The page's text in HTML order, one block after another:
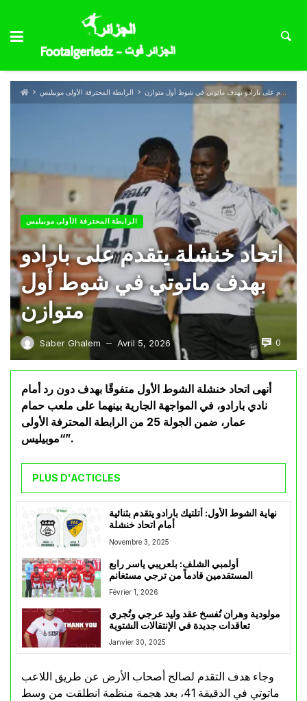
الرابطة المحترفة الأولى موبيليس اتحاد خنشلة يتقدم على بارادو بهدف ماتوتي في شوط أول متوازن
الرابطة المحترفة الأولى موبيليس
اتحاد خنشلة يتقدم على بارادو
بهدف ماتوتي في شوط أول
متوازن
Saber Ghalem — Avril 5, 2026 0
أنهى اتحاد خنشلة الشوط الأول متفوقًا بهدف دون رد أمام
نادي بارادو، في المواجهة الجارية بينهما على ملعب حمام
عمار، ضمن الجولة 25 من الرابطة المحترفة الأولى
“موبيليس”.
PLUS D'ACTICLES
نهاية الشوط الأول: أتلتيك بارادو يتقدم بثنائية
أمام اتحاد خنشلة
Novembre 3, 2025
أولمبي الشلف: بلعريبي ياسر رابع
المستقدمين قادماً من ترجي مستغانم
Février 1, 2026
مولودية وهران تُفسخ عقد وليد عرجي وتُجري
تعاقدات جديدة في الإنتقالات الشتوية
Janvier 30, 2025
وجاء هدف التقدم لصالح أصحاب الأرض عن طريق اللاعب
ماتوتي في الدقيقة 41، بعد هجمة منظمة انطلقت من وسط